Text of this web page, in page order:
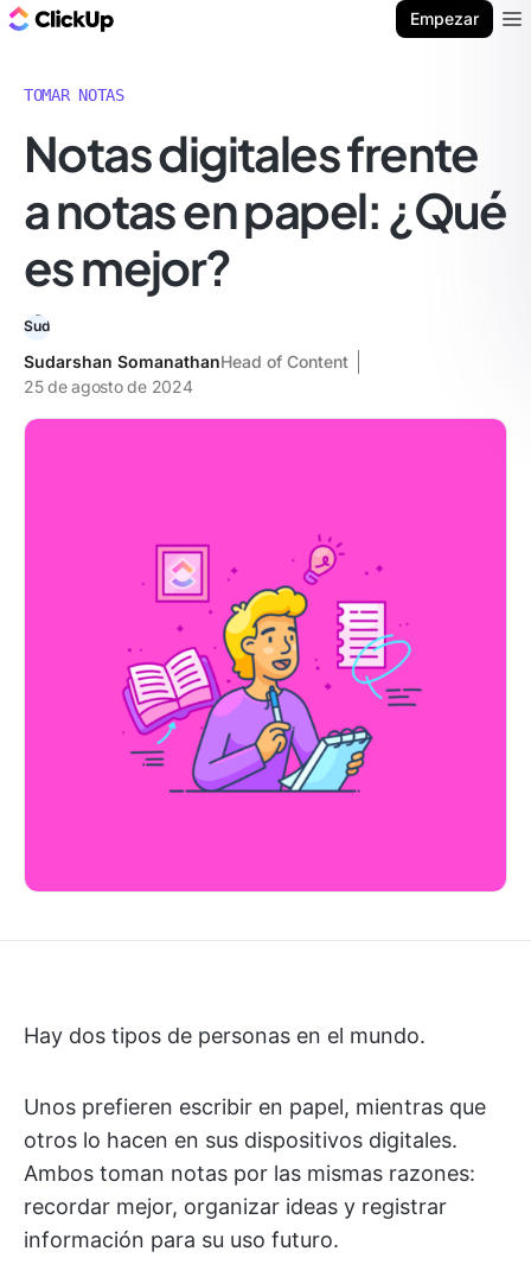
Empezar
TOMAR NOTAS
Notas digitales frente
a notas en papel: ¿Qué
es mejor?
Sudarshan SomanathanHead of Content
25 de agosto de 2024
Hay dos tipos de personas en el mundo.
Unos prefieren escribir en papel, mientras que
otros lo hacen en sus dispositivos digitales.
Ambos toman notas por las mismas razones:
recordar mejor, organizar ideas y registrar
información para su uso futuro.